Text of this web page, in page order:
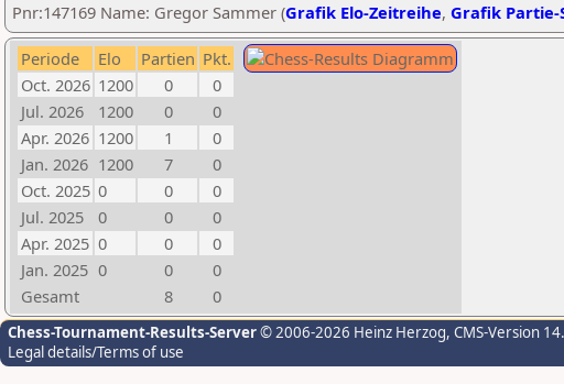
Pnr:147169 Name: Gregor Sammer (Grafik Elo-Zeitreihe, Grafik
Periode Elo Partien Pkt.
Oct. 2026 1200 0
0
Jul. 2026
1200 0
0
Apr. 2026 1200 1
0
Jan. 2026 1200 7
0
Oct. 2025 0 0
0
Jul. 2025
0 0
0
Apr. 2025 0 0
0
Jan. 2025 0 0
0
Gesamt
8 0
Chess-Tournament-Results-Server© 2006-2026 Heinz Herzog, CMS-Version
Legal details/Terms of use